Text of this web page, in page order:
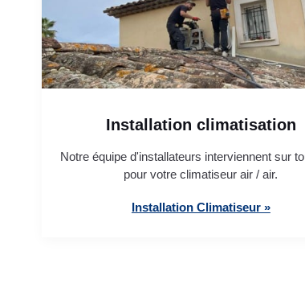
Installation climatisation
Notre équipe d'installateurs interviennent sur
pour votre climatiseur air / air.
Installation Climatiseur »